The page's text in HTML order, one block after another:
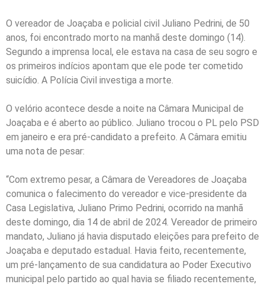
O vereador de Joaçaba e policial civil Juliano Pedrini, de 50
anos, foi encontrado morto na manhã deste domingo (14).
Segundo a imprensa local, ele estava na casa de seu sogro e
os primeiros indícios apontam que ele pode ter cometido
suicídio. A Polícia Civil investiga a morte.
O velório acontece desde a noite na Câmara Municipal de
Joaçaba e é aberto ao público. Juliano trocou o PL pelo PSD
em janeiro e era pré-candidato a prefeito. A Câmara emitiu
uma nota de pesar:
“Com extremo pesar, a Câmara de Vereadores de Joaçaba
comunica o falecimento do vereador e vice-presidente da
Casa Legislativa, Juliano Primo Pedrini, ocorrido na manhã
deste domingo, dia 14 de abril de 2024. Vereador de primeiro
mandato, Juliano já havia disputado eleições para prefeito de
Joaçaba e deputado estadual. Havia feito, recentemente,
um pré-lançamento de sua candidatura ao Poder Executivo
municipal pelo partido ao qual havia se filiado recentemente,